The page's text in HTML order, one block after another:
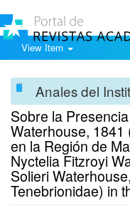
View Item
Anales del
Sobre la
Waterhouse, 1841
en la Región de
Nyctelia Fitzroyi
Solieri
Tenebrionidae) in